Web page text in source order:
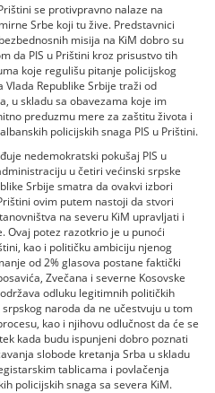
se protivpravno nalaze na
Srbe koji tu žive. Predstavnici
misija na KiM dobro su
da PIS u Prištini kroz prisustvo tih
koje regulišu pitanje policijskog
Vlada Republike Srbije traži od
u skladu sa obavezama koje im
preduzmu mere za zaštitu života i
policijskih snaga PIS u Prištini.
nedemokratski pokušaj PIS u
u četiri većinski srpske
Srbije smatra da ovakvi izbori
ovim putem nastoji da stvori
na severu KiM upravljati i
Ovaj potez razotkrio je u punoći
kao i političku ambiciju njenog
od 2% glasova postane faktički
Zvečana i severne Kosovske
odluku legitimnih političkih
naroda da ne učestvuju u tom
kao i njihovu odlučnost da će se
kada budu ispunjeni dobro poznati
slobode kretanja Srba u skladu
tablicama i povlačenja
policijskih snaga sa severa KiM.